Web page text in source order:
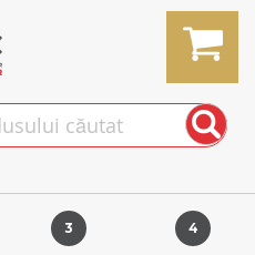
to
Content